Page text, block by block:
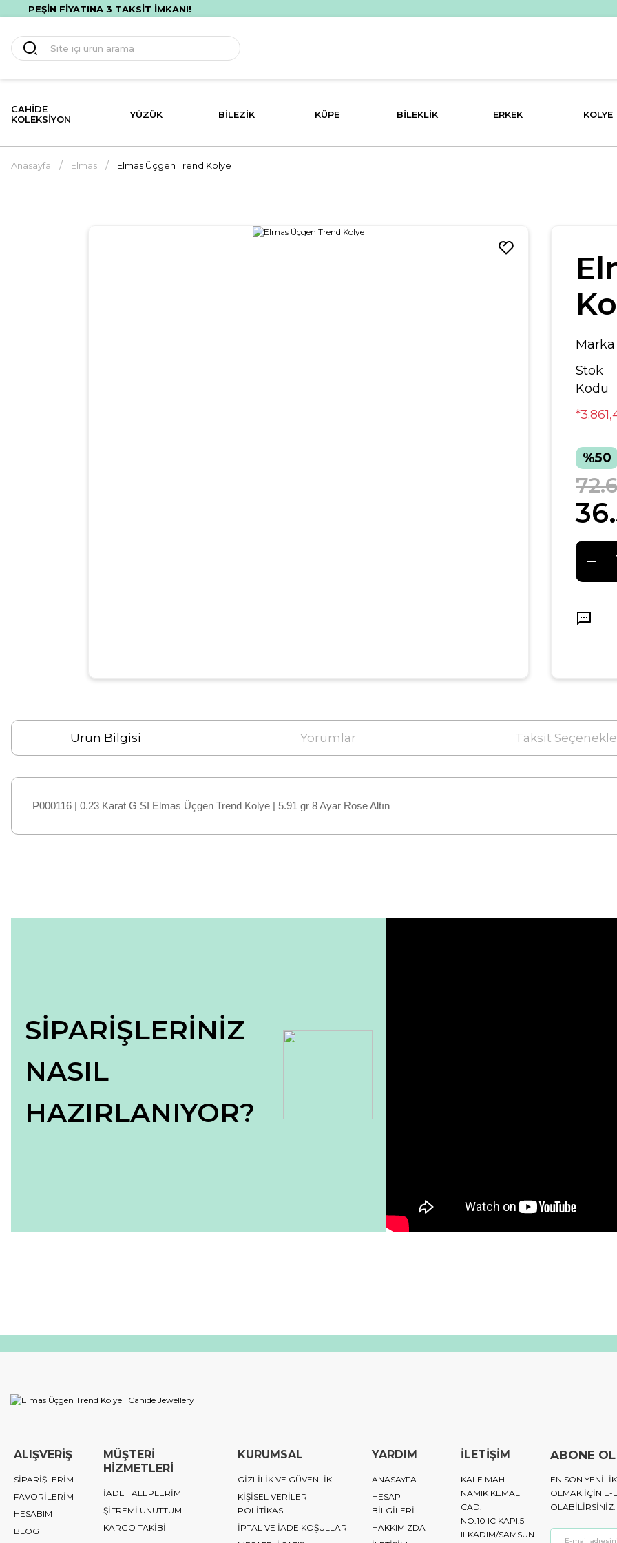
ÜCRETSİZ HIZLI TESLİMAT! İLK ALIŞVERİŞİNE ÖZEL %10 İNDİRİM!
CAHIDE
KOLEKSIYON
YÜZÜK BILEZIK KÜPE BILEKLIK ERKEK KOLYE
Anasayfa Elmas Elmas Üçgen Trend Kolye
Marka
Stok
Kodu
%50
Ürün Bilgisi Yorumlar Taksit
P000116 | 0.23 Karat G SI Elmas Üçgen Trend Kolye | 5.91 gr 8 Ayar Rose Altın
SİPARİŞLERİNİZ
NASIL
HAZIRLANIYOR?
ALIŞVERİŞ
SİPARİŞLERİM
FAVORİLERİM
HESABIM
BLOG
MÜŞTERİ
HİZMETLERİ
İADE TALEPLERİM
ŞİFREMİ UNUTTUM
KARGO TAKİBİ
KURUMSAL
GİZLİLİK VE GÜVENLİK
KİŞİSEL VERİLER
POLİTİKASI
İPTAL VE İADE KOŞULLARI
YARDIM
ANASAYFA
HESAP
BİLGİLERİ
HAKKIMIZDA
İLETİŞİM
KALE MAH.
NAMIK KEMAL
CAD.
NO:10 IC KAPI:5
ILKADIM/SAMSUN
ABONE OL
EN SON
OLMAK IÇIN E-
OLABILIRSINIZ.